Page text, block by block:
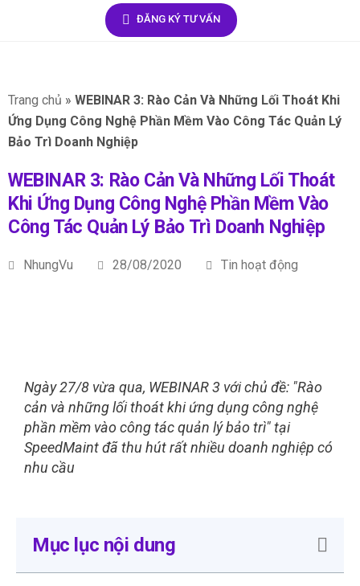
ĐĂNG KÝ TƯ VẤN
Trang chủ » WEBINAR 3: Rào Cản Và Những Lối Thoát Khi
Ứng Dụng Công Nghệ Phần Mềm Vào Công Tác Quản Lý
Bảo Trì Doanh Nghiệp
WEBINAR 3: Rào Cản Và Những Lối Thoát
Khi Ứng Dụng Công Nghệ Phần Mềm Vào
Công Tác Quản Lý Bảo Trì Doanh Nghiệp
NhungVu 28/08/2020 Tin hoạt động
Ngày 27/8 vừa qua, WEBINAR 3 với chủ đề: "Rào
cản và những lối thoát khi ứng dụng công nghệ
phần mềm vào công tác quản lý bảo trì" tại
SpeedMaint đã thu hút rất nhiều doanh nghiệp có
nhu cầu
Mục lục nội dung